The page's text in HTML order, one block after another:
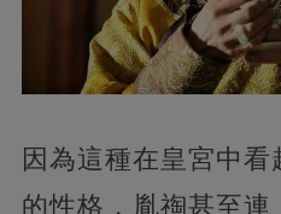
因為這種在皇宮中看
的性格，胤祹甚至連